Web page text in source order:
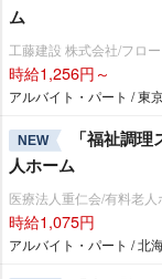
ム
工藤建設 株式会社/フロ
時給1,256円～
アルバイト・パート / 東
NEW
「福祉調
人ホーム
医療法人重仁会/有料老
時給1,075円
アルバイト・パート / 北